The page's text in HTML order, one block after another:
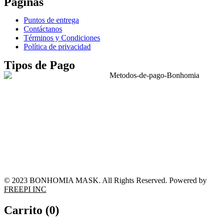
Puntos de entrega
Contáctanos
Términos y Condiciones
Política de privacidad
Tipos de Pago
© 2023 BONHOMIA MASK. All Rights Reserved. Powered by
FREEPI INC
Carrito (0)